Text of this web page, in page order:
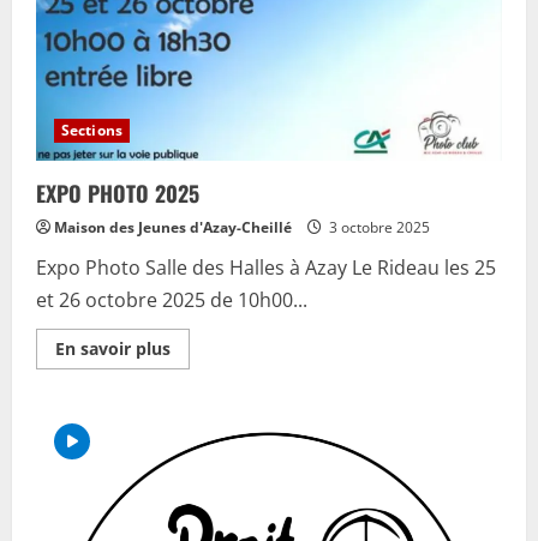
Sections
EXPO PHOTO 2025
Maison des Jeunes d'Azay-Cheillé 3 octobre 2025
Expo Photo Salle des Halles à Azay Le Rideau les 25
et 26 octobre 2025 de 10h00...
En savoir plusEn
savoir
2025